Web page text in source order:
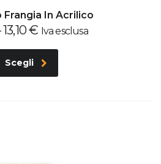
Frangia In Acrilico
13,10€ Iva esclusa
Scegli